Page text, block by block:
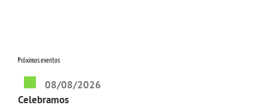
Próximos eventos
08/08/2026
Celebramos